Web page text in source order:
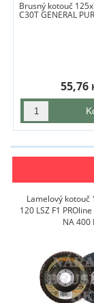
Brusný kotouč
C30T GENERAL
55,76
Lamelový kotouč
120 LSZ F1
NA 400